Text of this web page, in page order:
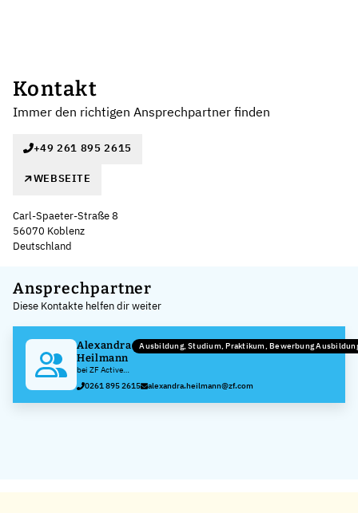
Kontakt
Immer den richtigen Ansprechpartner finden
+49 261 895 2615
WEBSEITE
Carl-Spaeter-Straße 8
56070 Koblenz
Deutschland
+
−
Ansprechpartner
Diese Kontakte helfen dir weiter
Alexandra
Heilmann
bei ZF Active
Safety GmbH
Ausbildung, Studium, Praktikum, Bewerbung
0261 895 2615 alexandra.heilmann@zf.com